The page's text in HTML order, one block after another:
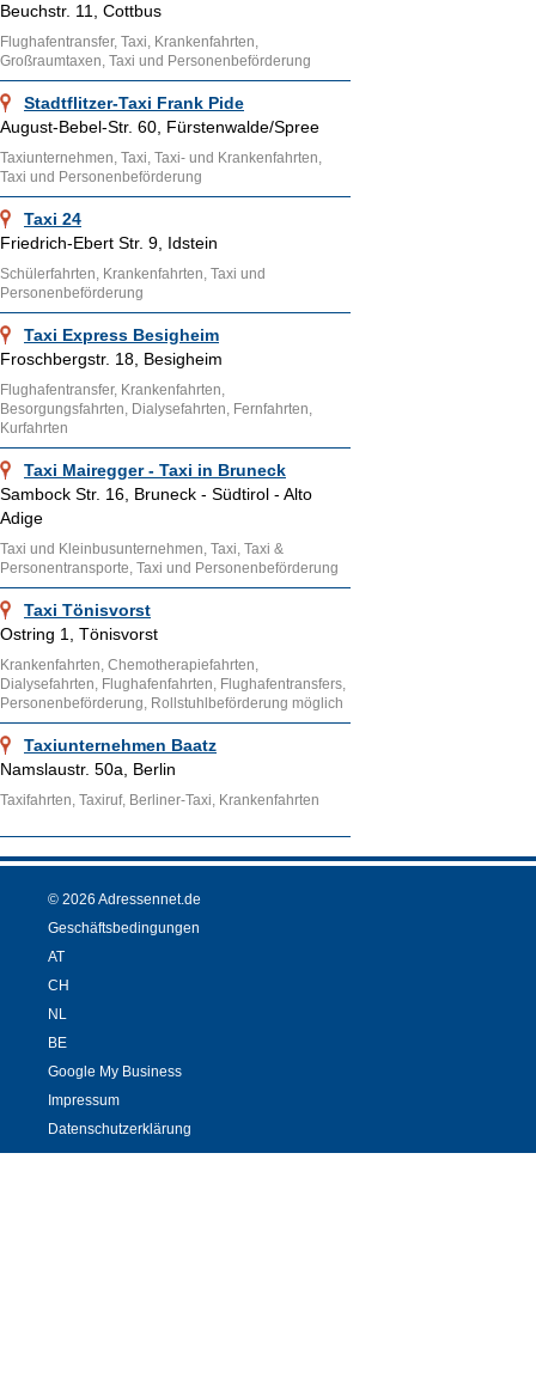
Beuchstr. 11, Cottbus
Flughafentransfer, Taxi, Krankenfahrten,
Großraumtaxen, Taxi und Personenbeförderung
Stadtflitzer-Taxi Frank Pide
August-Bebel-Str. 60, Fürstenwalde/Spree
Taxiunternehmen, Taxi, Taxi- und Krankenfahrten,
Taxi und Personenbeförderung
Taxi 24
Friedrich-Ebert Str. 9, Idstein
Schülerfahrten, Krankenfahrten, Taxi und
Personenbeförderung
Taxi Express Besigheim
Froschbergstr. 18, Besigheim
Flughafentransfer, Krankenfahrten,
Besorgungsfahrten, Dialysefahrten, Fernfahrten,
Kurfahrten
Taxi Mairegger - Taxi in Bruneck
Sambock Str. 16, Bruneck - Südtirol - Alto
Adige
Taxi und Kleinbusunternehmen, Taxi, Taxi &
Personentransporte, Taxi und Personenbeförderung
Taxi Tönisvorst
Ostring 1, Tönisvorst
Krankenfahrten, Chemotherapiefahrten,
Dialysefahrten, Flughafenfahrten, Flughafentransfers,
Personenbeförderung, Rollstuhlbeförderung möglich
Taxiunternehmen Baatz
Namslaustr. 50a, Berlin
Taxifahrten, Taxiruf, Berliner-Taxi, Krankenfahrten
© 2026 Adressennet.de
Geschäftsbedingungen
AT
CH
NL
BE
Google My Business
Impressum
Datenschutzerklärung